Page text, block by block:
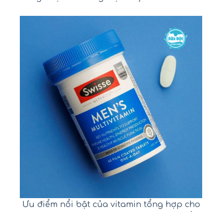
Ưu điểm nổi bật của vitamin tổng hợp cho